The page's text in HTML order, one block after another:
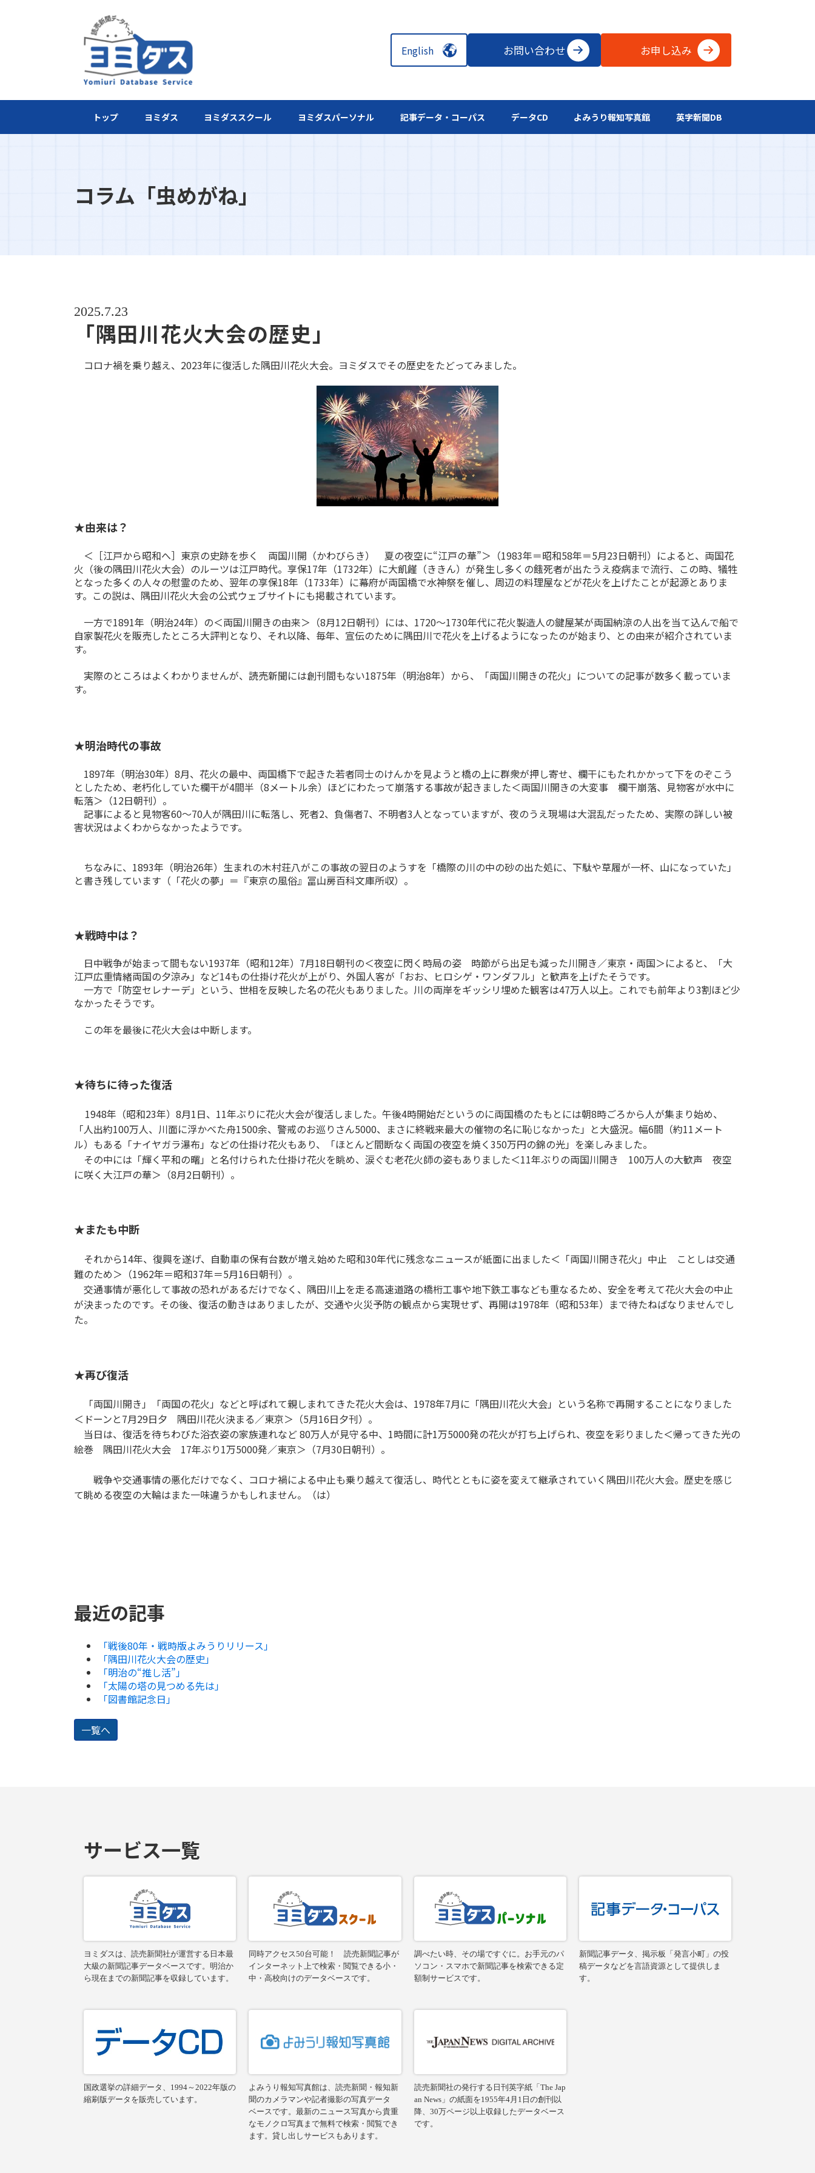
English お問い合わせ お申し込み
トップ ヨミダス ヨミダススクール ヨミダスパーソナル 記事データ・コーパス データCD よみうり報知写真館 英字新聞DB
コラム「虫めがね」
2025.7.23
「隅田川花火大会の歴史｣
コロナ禍を乗り越え、2023年に復活した隅田川花火大会。ヨミダスでその歴史をたどってみました。
★由来は？
＜［江戸から昭和へ］東京の史跡を歩く 両国川開（かわびらき） 夏の夜空に“江戸の華”＞（1983年＝昭和58年＝5月23日朝刊）によると、両国花
火（後の隅田川花火大会）のルーツは江戸時代。享保17年（1732年）に大飢饉（ききん）が発生し多くの餓死者が出たうえ疫病まで流行、この時、犠牲
となった多くの人々の慰霊のため、翌年の享保18年（1733年）に幕府が両国橋で水神祭を催し、周辺の料理屋などが花火を上げたことが起源とありま
す。この説は、隅田川花火大会の公式ウェブサイトにも掲載されています。
一方で1891年（明治24年）の＜両国川開きの由来＞（8月12日朝刊）には、1720～1730年代に花火製造人の鍵屋某が両国納涼の人出を当て込んで船で
自家製花火を販売したところ大評判となり、それ以降、毎年、宣伝のために隅田川で花火を上げるようになったのが始まり、との由来が紹介されていま
す。
実際のところはよくわかりませんが、読売新聞には創刊間もない1875年（明治8年）から、「両国川開きの花火」についての記事が数多く載っていま
す。
★明治時代の事故
1897年（明治30年）8月、花火の最中、両国橋下で起きた若者同士のけんかを見ようと橋の上に群衆が押し寄せ、欄干にもたれかかって下をのぞこう
としたため、老朽化していた欄干が4間半（8メートル余）ほどにわたって崩落する事故が起きました＜両国川開きの大変事 欄干崩落、見物客が水中に
転落＞（12日朝刊）。
記事によると見物客60～70人が隅田川に転落し、死者2、負傷者7、不明者3人となっていますが、夜のうえ現場は大混乱だったため、実際の詳しい被
害状況はよくわからなかったようです。
ちなみに、1893年（明治26年）生まれの木村荘八がこの事故の翌日のようすを「橋際の川の中の砂の出た処に、下駄や草履が一杯、山になっていた」
と書き残しています（「花火の夢」＝『東京の風俗』冨山房百科文庫所収）。
★戦時中は？
日中戦争が始まって間もない1937年（昭和12年）7月18日朝刊の＜夜空に閃く時局の姿 時節がら出足も減った川開き／東京・両国＞によると、「大
江戸広重情緒両国の夕涼み」など14もの仕掛け花火が上がり、外国人客が「おお、ヒロシゲ・ワンダフル」と歓声を上げたそうです。
一方で「防空セレナーデ」という、世相を反映した名の花火もありました。川の両岸をギッシリ埋めた観客は47万人以上。これでも前年より3割ほど少
なかったそうです。
この年を最後に花火大会は中断します。
★待ちに待った復活
1948年（昭和23年）8月1日、11年ぶりに花火大会が復活しました。午後4時開始だというのに両国橋のたもとには朝8時ごろから人が集まり始め、
「人出約100万人、川面に浮かべた舟1500余、警戒のお巡りさん5000、まさに終戦来最大の催物の名に恥じなかった」と大盛況。幅6間（約11メート
ル）もある「ナイヤガラ瀑布」などの仕掛け花火もあり、「ほとんど間断なく両国の夜空を焼く350万円の錦の光」を楽しみました。
その中には「輝く平和の曙」と名付けられた仕掛け花火を眺め、涙ぐむ老花火師の姿もありました＜11年ぶりの両国川開き 100万人の大歓声 夜空
に咲く大江戸の華＞（8月2日朝刊）。
★またも中断
それから14年、復興を遂げ、自動車の保有台数が増え始めた昭和30年代に残念なニュースが紙面に出ました＜「両国川開き花火」中止 ことしは交通
難のため＞（1962年＝昭和37年＝5月16日朝刊）。
交通事情が悪化して事故の恐れがあるだけでなく、隅田川上を走る高速道路の橋桁工事や地下鉄工事なども重なるため、安全を考えて花火大会の中止
が決まったのです。その後、復活の動きはありましたが、交通や火災予防の観点から実現せず、再開は1978年（昭和53年）まで待たねばなりませんでし
た。
★再び復活
「両国川開き」「両国の花火」などと呼ばれて親しまれてきた花火大会は、1978年7月に「隅田川花火大会」という名称で再開することになりました
＜ドーンと7月29日夕 隅田川花火決まる／東京＞（5月16日夕刊）。
当日は、復活を待ちわびた浴衣姿の家族連れなど 80万人が見守る中、1時間に計1万5000発の花火が打ち上げられ、夜空を彩りました＜帰ってきた光の
絵巻 隅田川花火大会 17年ぶり1万5000発／東京＞（7月30日朝刊）。
戦争や交通事情の悪化だけでなく、コロナ禍による中止も乗り越えて復活し、時代とともに姿を変えて継承されていく隅田川花火大会。歴史を感じ
て眺める夜空の大輪はまた一味違うかもしれません。（は）
最近の記事
「戦後80年・戦時版よみうりリリース｣
「隅田川花火大会の歴史｣
「明治の“推し活”｣
「太陽の塔の見つめる先は｣
「図書館記念日｣
一覧へ
サービス一覧
ヨミダスは、読売新聞社が運営する日本最
大級の新聞記事データベースです。明治か
ら現在までの新聞記事を収録しています。
同時アクセス50台可能！ 読売新聞記事が
インターネット上で検索・閲覧できる小・
中・高校向けのデータベースです。
調べたい時、その場ですぐに。お手元のパ
ソコン・スマホで新聞記事を検索できる定
額制サービスです。
新聞記事データ、掲示板「発言小町」の投
稿データなどを言語資源として提供しま
す。
国政選挙の詳細データ、1994～2022年版の
縮刷版データを販売しています。
よみうり報知写真館は、読売新聞・報知新
聞のカメラマンや記者撮影の写真データ
ベースです。最新のニュース写真から貴重
なモノクロ写真まで無料で検索・閲覧でき
ます。貸し出しサービスもあります。
読売新聞社の発行する日刊英字紙「The Jap
an News」の紙面を1955年4月1日の創刊以
降、30万ページ以上収録したデータベース
です。